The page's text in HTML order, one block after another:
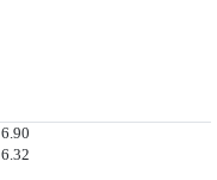
6.90
6.32